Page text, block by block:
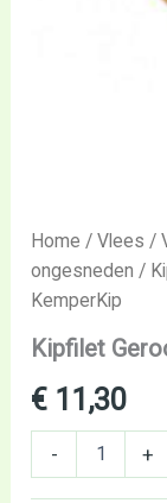
Home /Vlees /
ongesneden /
KemperKip
Kipfilet
€ 11,30
- +